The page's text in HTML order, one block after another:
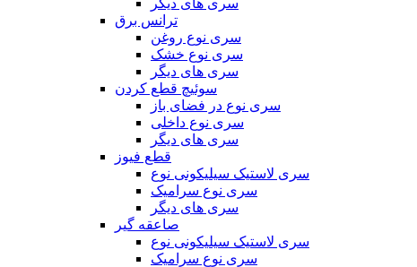
سری های دیگر
ترانس برق
سری نوع روغن
سری نوع خشک
سری های دیگر
سوئیچ قطع کردن
سری نوع در فضای باز
سری نوع داخلی
سری های دیگر
قطع فیوز
سری لاستیک سیلیکونی نوع
سری نوع سرامیک
سری های دیگر
صاعقه گیر
سری لاستیک سیلیکونی نوع
سری نوع سرامیک